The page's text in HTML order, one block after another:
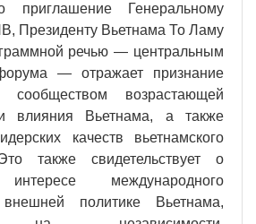
приглашение Генеральному
Президенту Вьетнама То Ламу
речью — центральным
— отражает признание
сообществом возрастающей
влияния Вьетнама, а также
качеств вьетнамского
также свидетельствует о
интересе международного
политике Вьетнама,